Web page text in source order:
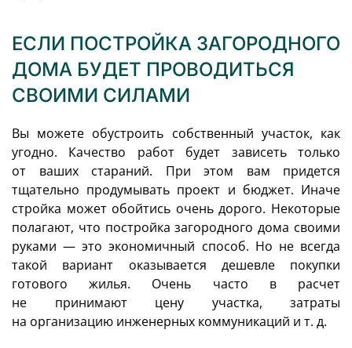
ЕСЛИ ПОСТРОЙКА ЗАГОРОДНОГО
ДОМА БУДЕТ ПРОВОДИТЬСЯ
СВОИМИ СИЛАМИ
Вы можете обустроить собственный участок, как
угодно. Качество работ будет зависеть только
от ваших стараний. При этом вам придется
тщательно продумывать проект и бюджет. Иначе
стройка может обойтись очень дорого. Некоторые
полагают, что постройка загородного дома своими
руками — это экономичный способ. Но не всегда
такой вариант оказывается дешевле покупки
готового жилья. Очень часто в расчет
не принимают цену участка, затраты
на организацию инженерных коммуникаций и т. д.